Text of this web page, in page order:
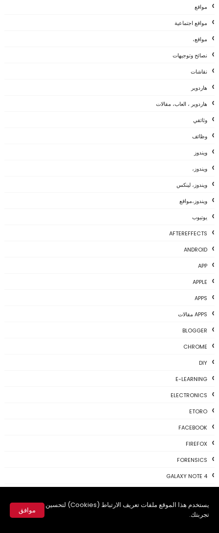
يستخدم هذا الموقع ملفات تعريف الارتباط (Cookies) لتحسين
تجربتك.
موافق
مواقع
مواقع اجتماعية
مواقع،
نصائح وتوجيهات
نقاشات
هاردوير
هاردوير ، العاب، مقالات
وثائقي
وظائف
ويندوز
ويندوز،
ويندوز، لينكس
ويندوز،مواقع
يوتيوب
AFTEREFFECTS
ANDROID
APP
APPLE
APPS
APPS مقالات
BLOGGER
CHROME
DIY
E-LEARNING
ELECTRONICS
ETORO
FACEBOOK
FIREFOX
FORENSICS
GALAXY NOTE 4
GAME، مقالات